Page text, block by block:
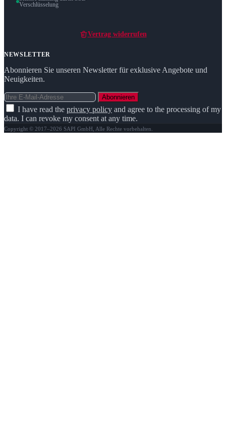
Verschlüsselung
Vertrag widerrufen
NEWSLETTER
Abonnieren Sie unseren Newsletter für exklusive Angebote und
Neuigkeiten.
Abonnieren
I have read the privacy policy and agree to the processing of my
data. I can revoke my consent at any time.
Copyright © 2017–2026 SAPI GmbH, Alle Rechte vorbehalten.